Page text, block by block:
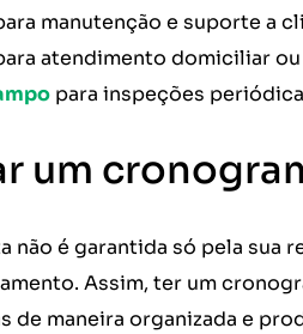
manutenção e suporte a
atendimento domiciliar
para inspeções
um
não é garantida só pela sua
Assim, ter um
de maneira organizada e